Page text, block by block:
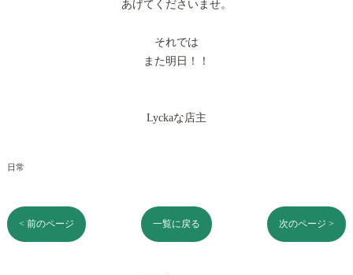
あげてくださいませ。
それでは
また明日！！
Lyckaな店主
日常
< 前のページ 一覧に戻る 次のページ >